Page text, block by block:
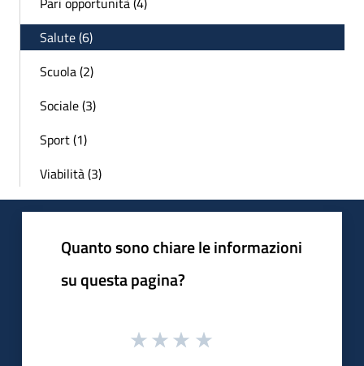
Salute (6)
Scuola (2)
Sociale (3)
Sport (1)
Viabilità (3)
Quanto sono chiare le informazioni
su questa pagina?